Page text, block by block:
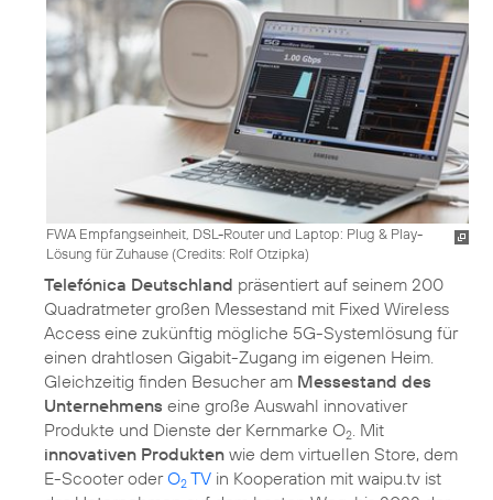
FWA Empfangseinheit, DSL-Router und Laptop: Plug & Play-
Lösung für Zuhause (Credits: Rolf Otzipka)
Telefónica Deutschland präsentiert auf seinem 200
Quadratmeter großen Messestand mit Fixed Wireless
Access eine zukünftig mögliche 5G-Systemlösung für
einen drahtlosen Gigabit-Zugang im eigenen Heim.
Gleichzeitig finden Besucher am Messestand des
Unternehmens eine große Auswahl innovativer
Produkte und Dienste der Kernmarke O2. Mit
innovativen Produkten wie dem virtuellen Store, dem
E-Scooter oderO2 TV in Kooperation mit waipu.tv ist